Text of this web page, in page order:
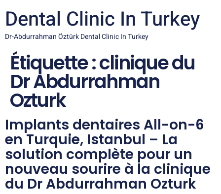
Dental Clinic In Turkey
Dr-Abdurrahman Öztürk Dental Clinic In Turkey
Étiquette :clinique du
Dr Abdurrahman
Ozturk
Implants dentaires All-on-6
en Turquie, Istanbul – La
solution complète pour un
nouveau sourire à la clinique
du Dr Abdurrahman Ozturk